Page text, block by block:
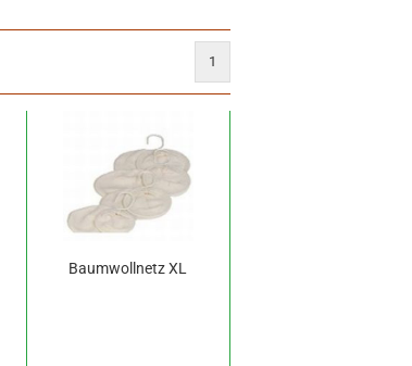
1
Baumwollnetz XL